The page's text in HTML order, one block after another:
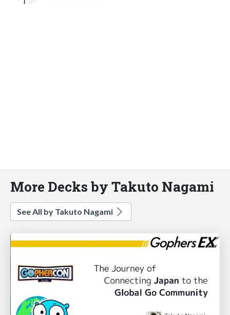
More Decks by Takuto Nagami
See All by Takuto Nagami